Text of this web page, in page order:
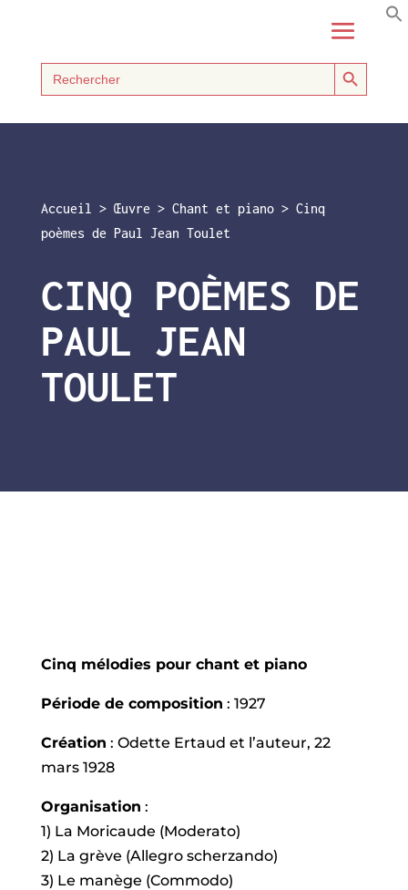
Search
for:
Search Button
Accueil > Œuvre> Chant et piano> Cinq
poèmes de Paul Jean Toulet
CINQ POÈMES DE
PAUL JEAN
TOULET
Cinq mélodies pour chant et piano
Période de composition : 1927
Création : Odette Ertaud et l’auteur, 22
mars 1928
Organisation :
1) La Moricaude (Moderato)
2) La grève (Allegro scherzando)
3) Le manège (Commodo)